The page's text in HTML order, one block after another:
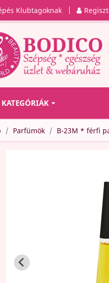
Klubtagoknak
Parfümök B-23M * férfi